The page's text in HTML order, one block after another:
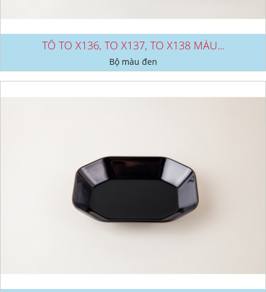
TÔ TO X136, TO X137, TO X138 MÀU...
Bộ màu đen